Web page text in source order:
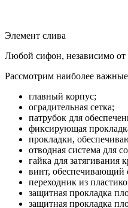
Элемент слива
Любой сифон, независимо от
Рассмотрим наиболее
главный корпус;
оградительная сетка;
патрубок для
фиксирующая
прокладки,
отводная система для
гайка для затягивания
винт, обеспечивающий
переходник из
защитная прокладка
защитная прокладка